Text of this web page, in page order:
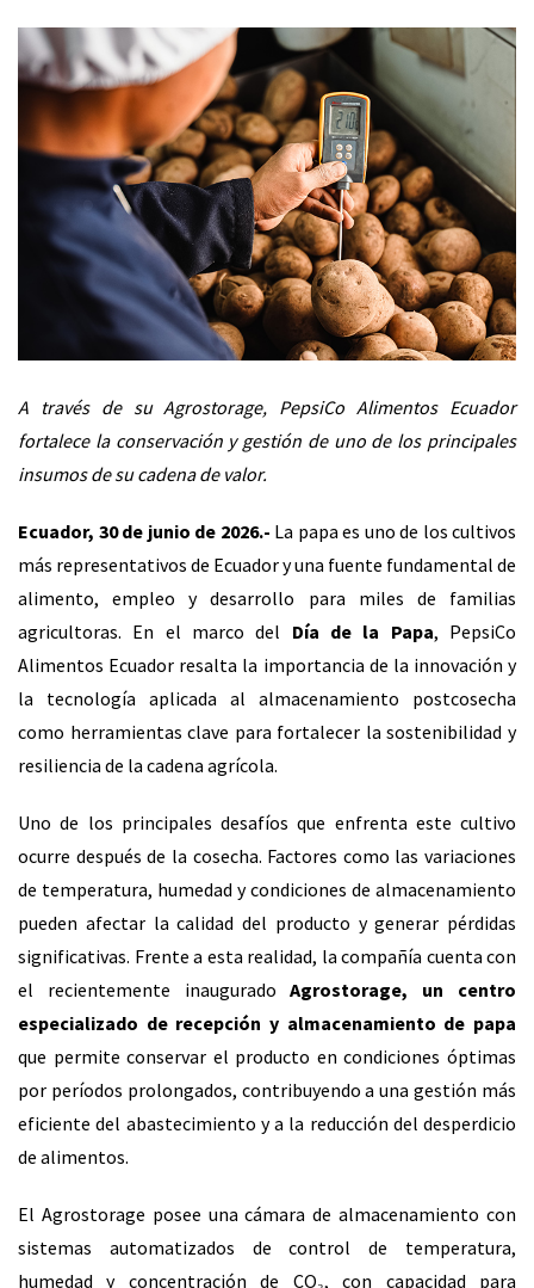
A través de su Agrostorage, PepsiCo Alimentos Ecuador
fortalece la conservación y gestión de uno de los principales
insumos de su cadena de valor.
Ecuador, 30 de junio de 2026.- La papa es uno de los cultivos
más representativos de Ecuador y una fuente fundamental de
alimento, empleo y desarrollo para miles de familias
agricultoras. En el marco del Día de la Papa, PepsiCo
Alimentos Ecuador resalta la importancia de la innovación y
la tecnología aplicada al almacenamiento postcosecha
como herramientas clave para fortalecer la sostenibilidad y
resiliencia de la cadena agrícola.
Uno de los principales desafíos que enfrenta este cultivo
ocurre después de la cosecha. Factores como las variaciones
de temperatura, humedad y condiciones de almacenamiento
pueden afectar la calidad del producto y generar pérdidas
significativas. Frente a esta realidad, la compañía cuenta con
el recientemente inauguradoAgrostorage, un centro
especializado de recepción y almacenamiento de papa
que permite conservar el producto en condiciones óptimas
por períodos prolongados, contribuyendo a una gestión más
eficiente del abastecimiento y a la reducción del desperdicio
de alimentos.
El Agrostorage posee una cámara de almacenamiento con
sistemas automatizados de control de temperatura,
humedad y concentración de CO₂, con capacidad para